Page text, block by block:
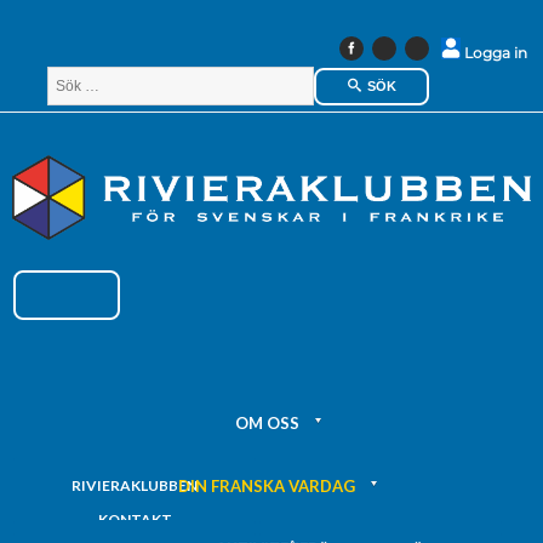
Logga in
Facebook
Instagram
Linkedin
SÖK
OM OSS
RIVIERAKLUBBEN
KONTAKT
DIN FRANSKA VARDAG